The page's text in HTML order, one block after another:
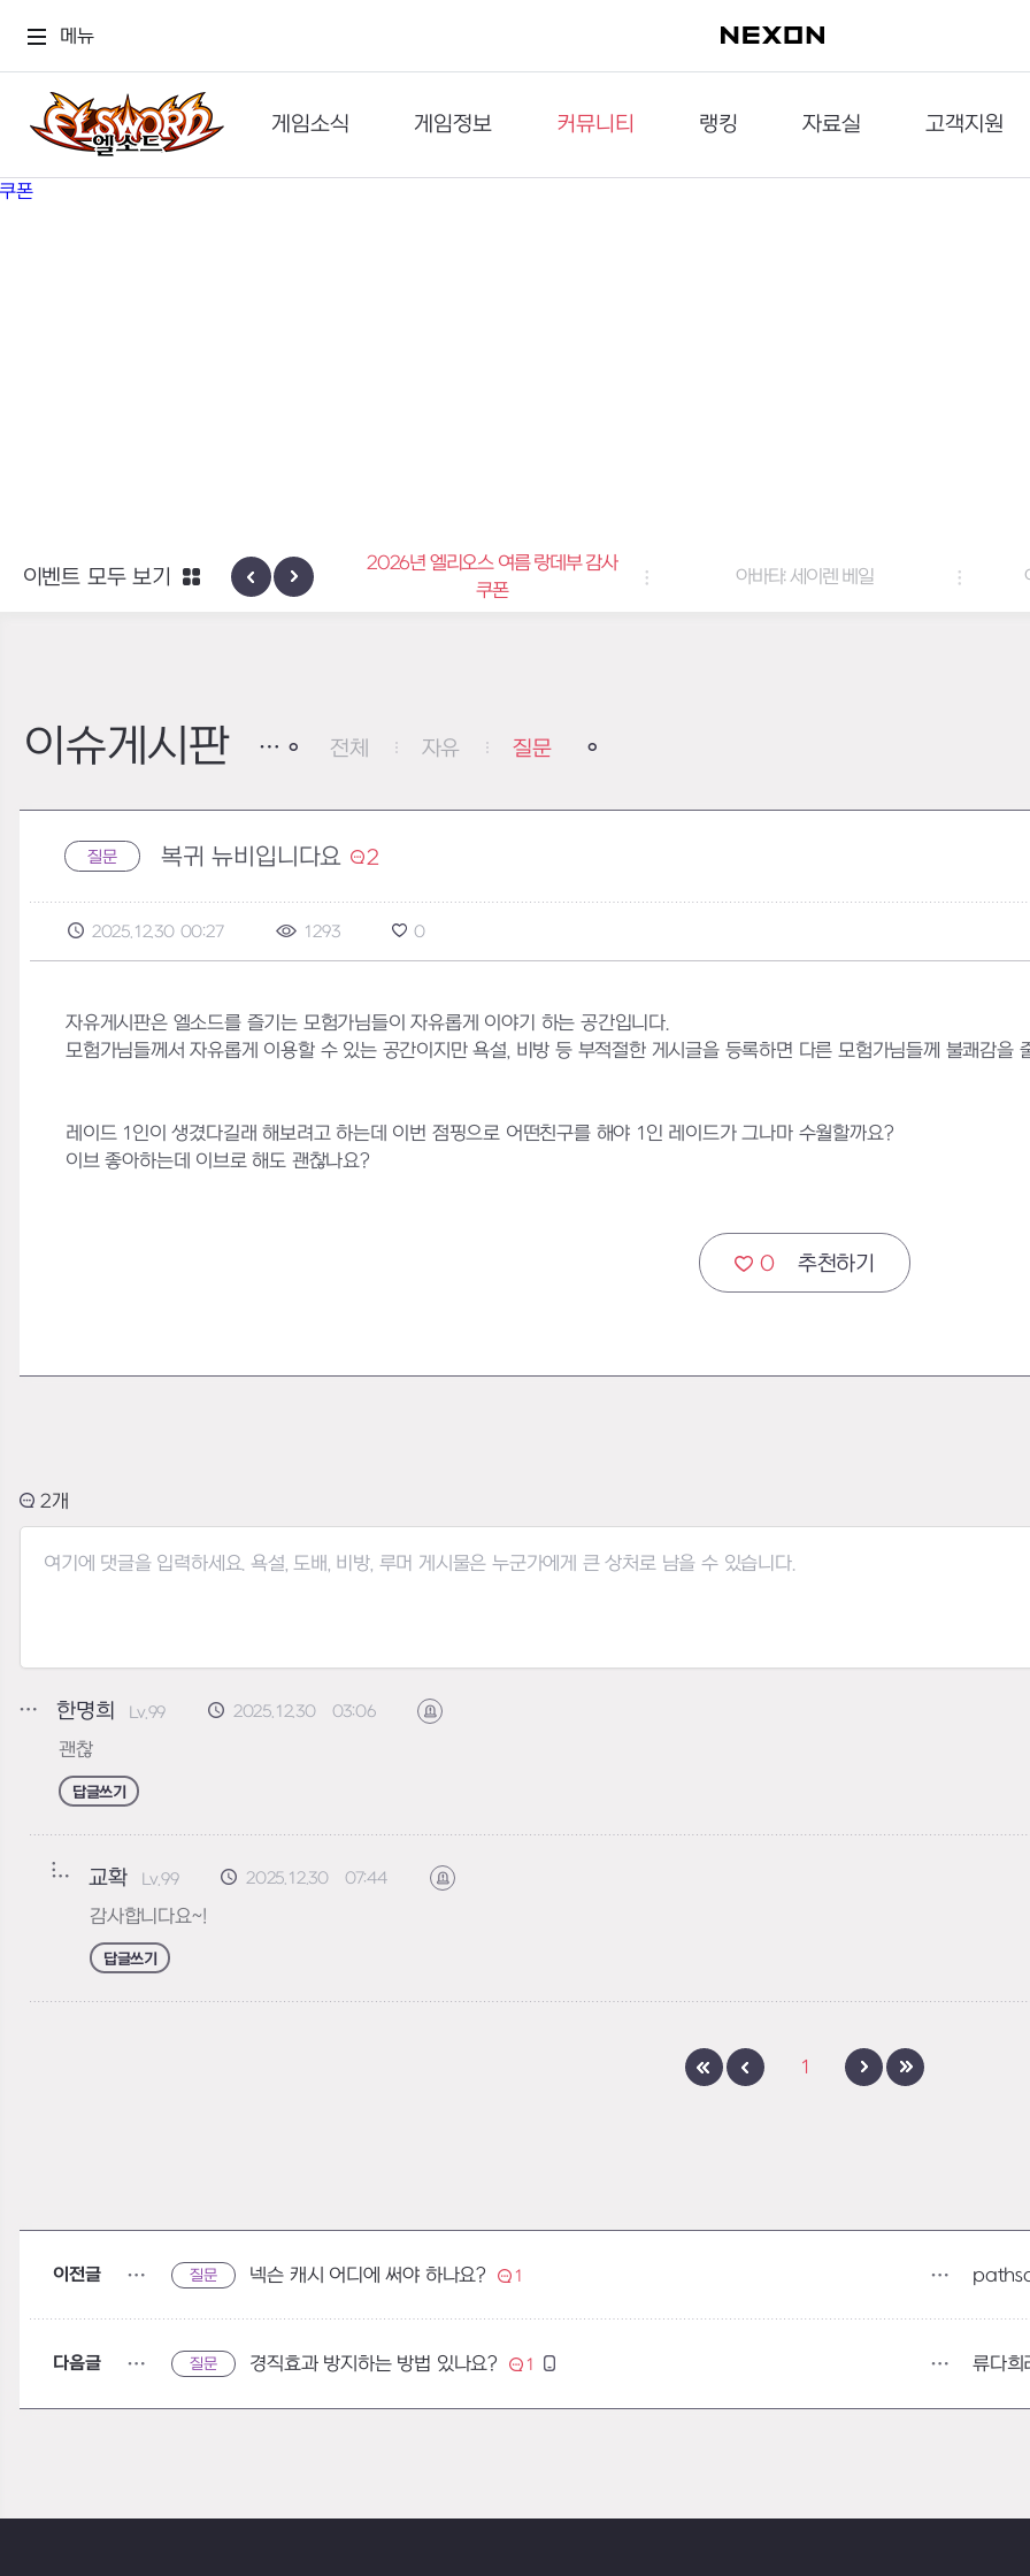
메뉴
게임소식
공지사항
게임정보
세계관
커뮤니티
이슈게시판
랭킹
던전랭킹
자료실
다운로드
고객지원
문의하기
케일 패스
2026년 엘리오스 여름 랑데부 감사
쿠폰
아바타: 세이렌 베일 아바타 & 헤어 컬러 팔레트
이벤트 모두 보기
이슈게시판 전체 자유 질문
질문 복귀 뉴비입니다요 2
2025.12.30 00:27 1293 0
자유게시판은 엘소드를 즐기는 모험가님들이 자유롭게 이야기 하는 공간입니다.
모험가님들께서 자유롭게 이용할 수 있는 공간이지만 욕설, 비방 등 부적절한 게시글을 등록하면 다른 모험가님들께 불쾌감을
레이드 1인이 생겼다길래 해보려고 하는데 이번 점핑으로 어떤친구를 해야 1인 레이드가 그나마 수월할까요?
이브 좋아하는데 이브로 해도 괜찮나요?
0 추천하기
2
한명희 Lv.99 2025.12.30 03:06 신고하기
괜찮
답글쓰기
교확 Lv.99 2025.12.30 07:44 신고하기
감사합니다요~!
답글쓰기
1
이전글 질문 넥슨 캐시 어디에 써야 하나요? 1
다음글 질문 경직효과 방지하는 방법 있나요? 1 류다희